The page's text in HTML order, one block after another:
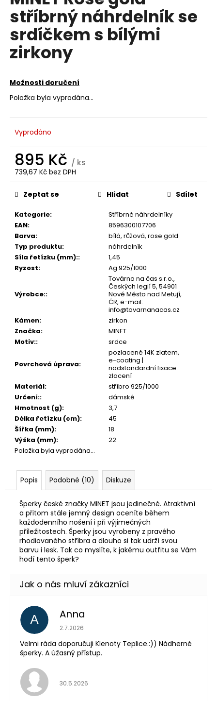
z
5
hvězdiček.
stříbrný náhrdelník se
srdíčkem s bílými
zirkony
Možnosti doručení
Položka byla vyprodána…
Vyprodáno
895 Kč / ks
739,67 Kč bez DPH
Měrná
cena:
Kategorie:
Stříbrné náhrdelníky
EAN:
8596300107706
Barva:
bílá, růžová, rose gold
Typ produktu:
náhrdelník
Síla řetízku (mm)::
1,45
Ryzost: Ag 925/1000
Výrobce::
Továrna na čas s.r.o.,
Českých legií 5, 54901
Nové Město nad Metují,
ČR, e-mail:
info@tovarnanacas.cz
Kámen:
zirkon
Značka:
MINET
Motiv:: srdce
Povrchová úprava:
pozlacené 14K zlatem,
e-coating |
nadstandardní fixace
zlacení
Materiál:
stříbro 925/1000
Určení::
dámské
Hmotnost (g):
3,7
Délka řetízku (cm):
45
Šířka (mm):
18
Výška (mm):
22
Položka byla vyprodána…
Zeptat se Hlídat Sdílet
Popis Podobné (10) Diskuze
Šperky české značky MINET jsou jedinečné. Atraktivní
a přitom stále jemný design oceníte během
každodenního nošení i při výjimečných
příležitostech. Šperky jsou vyrobeny z pravého
rhodiovaného stříbra a dlouho si tak udrží svou
barvu i lesk. Tak co myslíte, k jakému outfitu se Vám
hodí tento šperk?
A Anna
Hodnocení obchodu je 5 z 5 hvězdiček.
2.7.2026
Velmi ráda doporučuji Klenoty Teplice.:)) Nádherné
šperky. A úžasný přístup.
Hodnocení obchodu je 5 z 5 hvězdiček.
30.5.2026
a
j
í
t
?
D
o
p
č
u
m
e